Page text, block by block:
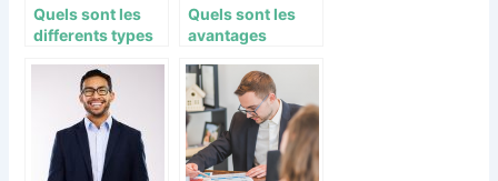
Quels sont les
differents types
ligne ?
Quels sont les
avantages
l’immobilier neuf
?